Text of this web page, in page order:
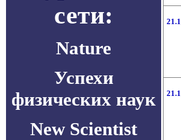
сети:
Nature
Успехи
физических наук
New Scientist